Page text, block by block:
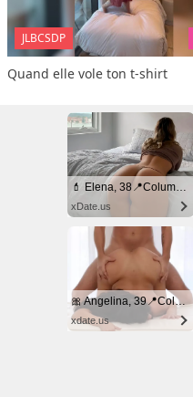
JLBCSDP
Quand elle vole ton t-shirt